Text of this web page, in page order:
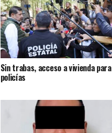
Sin trabas, acceso a vivienda para
policías